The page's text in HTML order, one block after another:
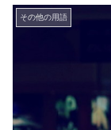
その他の用語